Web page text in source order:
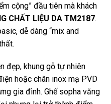
cộng” đầu tiên mà khách
CHẤT LIỆU DA TM2187.
dễ dàng “mix and
đẹp, khung gỗ tự nhiên
hoặc chân inox mạ PVD
gia đình. Ghế sopha văng